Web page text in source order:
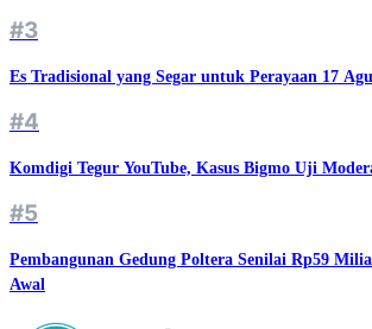
#3
Es Tradisional yang Segar untuk Perayaan 17
#4
Komdigi Tegur YouTube, Kasus Bigmo Uji
#5
Pembangunan Gedung Poltera Senilai Rp59
Awal